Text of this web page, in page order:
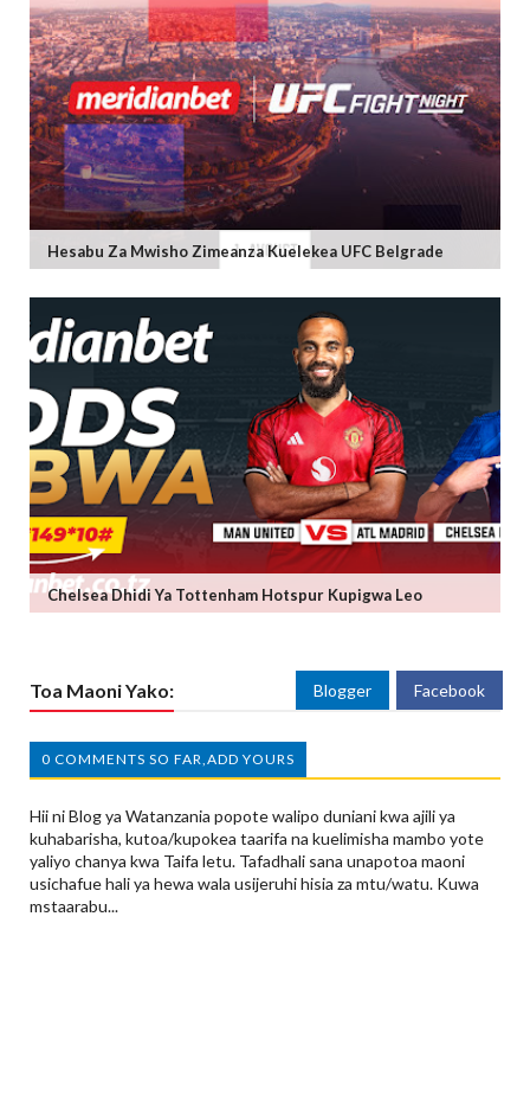
Hesabu Za Mwisho Zimeanza Kuelekea UFC Belgrade
Chelsea Dhidi Ya Tottenham Hotspur Kupigwa Leo
Toa Maoni Yako: Blogger Facebook
0 COMMENTS SO FAR,ADD YOURS
Hii ni Blog ya Watanzania popote walipo duniani kwa ajili ya
kuhabarisha, kutoa/kupokea taarifa na kuelimisha mambo yote
yaliyo chanya kwa Taifa letu. Tafadhali sana unapotoa maoni
usichafue hali ya hewa wala usijeruhi hisia za mtu/watu. Kuwa
mstaarabu...